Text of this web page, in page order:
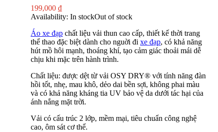
199,000 ₫
Availability: In stockOut of stock
Áo xe đạp chất liệu vải thun cao cấp, thiết kế thời trang
thể thao đặc biệt dành cho nguời đi xe đạp, có khả năng
hút mồ hôi mạnh, thoáng khí, tạo cảm giác thoải mái dễ
chịu khi mặc trên hành trình.
Chất liệu: được dệt từ vải OSY DRY® với tính năng đàn
hồi tốt, nhẹ, mau khô, dẻo dai bền sợi, không phai màu
và có khả năng kháng tia UV bảo vệ da dưới tác hại của
ánh nắng mặt trời.
Vải có cấu trúc 2 lớp, mềm mại, tiêu chuẩn công nghệ
cao, ôm sát cơ thể.